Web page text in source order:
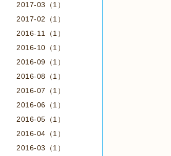
2017-03（1）
2017-02（1）
2016-11（1）
2016-10（1）
2016-09（1）
2016-08（1）
2016-07（1）
2016-06（1）
2016-05（1）
2016-04（1）
2016-03（1）